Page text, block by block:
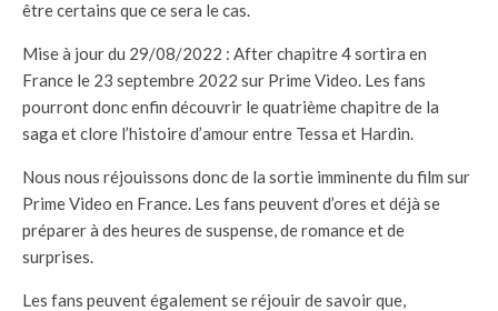
être certains que ce sera le cas.
Mise à jour du 29/08/2022 : After chapitre 4 sortira en
France le 23 septembre 2022 sur Prime Video. Les fans
pourront donc enfin découvrir le quatrième chapitre de la
saga et clore l’histoire d’amour entre Tessa et Hardin.
Nous nous réjouissons donc de la sortie imminente du film sur
Prime Video en France. Les fans peuvent d’ores et déjà se
préparer à des heures de suspense, de romance et de
surprises.
Les fans peuvent également se réjouir de savoir que,